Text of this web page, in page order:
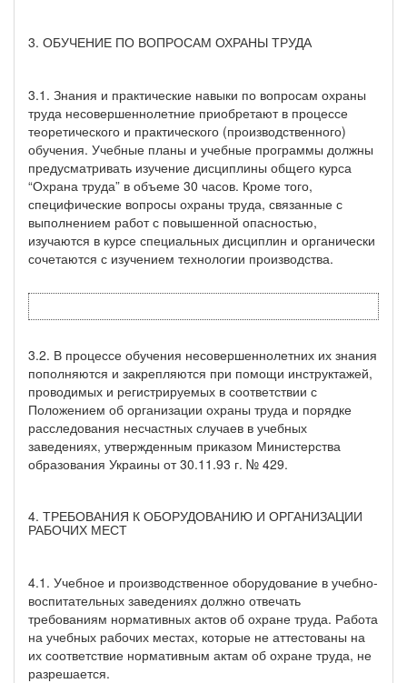
3. ОБУЧЕНИЕ ПО ВОПРОСАМ ОХРАНЫ ТРУДА
3.1. Знания и практические навыки по вопросам охраны
труда несовершеннолетние приобретают в процессе
теоретического и практического (производственного)
обучения. Учебные планы и учебные программы должны
предусматривать изучение дисциплины общего курса
“Охрана труда” в объеме 30 часов. Кроме того,
специфические вопросы охраны труда, связанные с
выполнением работ с повышенной опасностью,
изучаются в курсе специальных дисциплин и органически
сочетаются с изучением технологии производства.
3.2. В процессе обучения несовершеннолетних их знания
пополняются и закрепляются при помощи инструктажей,
проводимых и регистрируемых в соответствии с
Положением об организации охраны труда и порядке
расследования несчастных случаев в учебных
заведениях, утвержденным приказом Министерства
образования Украины от 30.11.93 г. № 429.
4. ТРЕБОВАНИЯ К ОБОРУДОВАНИЮ И ОРГАНИЗАЦИИ
РАБОЧИХ МЕСТ
4.1. Учебное и производственное оборудование в учебно-
воспитательных заведениях должно отвечать
требованиям нормативных актов об охране труда. Работа
на учебных рабочих местах, которые не аттестованы на
их соответствие нормативным актам об охране труда, не
разрешается.